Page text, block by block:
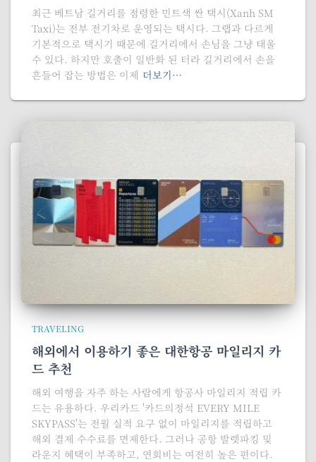
최근 베트남 길거리를 점령한 민트색 싼 택시(Xanh SM
Taxi)는 전부 전기차로 운영되는 택시다. 그랩과 다르게
기본적으로 택시기 때문에 길거리에서 손님을 그냥 태울
수 있다. 하지만 호출이 일반화 된 터라 길거리에서 손을
흔들어 잡는 방법은 이제 더보기…
TRAVELING
해외에서 이용하기 좋은 대한항공 마일리지 카
드 추천
해외 여행을 자주 하는 사람에게 항공사 마일리지 적립 카
드는 유용하다. 우리카드 '카드의정석 EVERY MILE
SKYPASS'는 전월 실적 요구 없이 마일리지를 적립하고
해외 결제 수수료를 면제한다. 그러나 공항 발렛파킹 및
라운지 혜택이 부족하고, 연회비는 여전히 높은 편이다.